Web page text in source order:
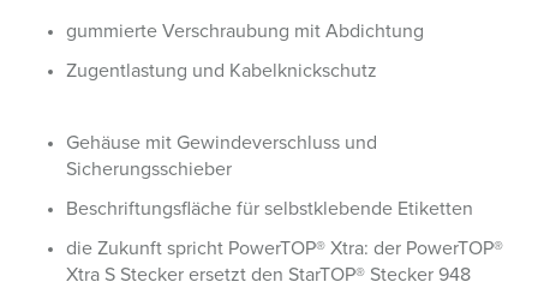
gummierte Verschraubung mit Abdichtung
Zugentlastung und Kabelknickschutz
Gehäuse mit Gewindeverschluss und
Sicherungsschieber
Beschriftungsfläche für selbstklebende Etiketten
die Zukunft spricht PowerTOP® Xtra: der PowerTOP®
Xtra S Stecker ersetzt den StarTOP® Stecker 948